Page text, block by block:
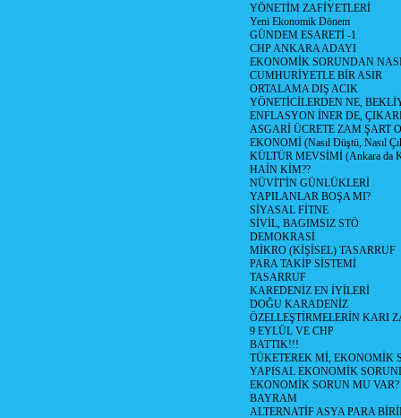
YÖNETİM ZAFİYETLERİ
Yeni Ekonomik Dönem
GÜNDEM ESARETİ -1
CHP ANKARA ADAYI
EKONOMİK SORUNDAN
CUMHURİYETLE BİR ASIR
ORTALAMA DIŞ ACIK
YÖNETİCİLERDEN NE,
ENFLASYON İNER DE,
ASGARİ ÜCRETE ZAM ŞART
EKONOMİ (Nasıl Düştü, Nasıl
KÜLTÜR MEVSİMİ (Ankara da
HAİN KİM??
NÜVİT'İN GÜNLÜKLERİ
YAPILANLAR BOŞA MI?
SİYASAL FİTNE
SİVİL, BAGIMSIZ STÖ
DEMOKRASİ
MİKRO (KİŞİSEL) TASARRUF
PARA TAKİP SİSTEMİ
TASARRUF
KAREDENİZ EN İYİLERİ
DOĞU KARADENİZ
ÖZELLEŞTİRMELERİN KARI
9 EYLÜL VE CHP
BATTIK!!!
TÜKETEREK Mİ, EKONOMİK
YAPISAL EKONOMİK
EKONOMİK SORUN MU VAR?
BAYRAM
ALTERNATİF ASYA PARA